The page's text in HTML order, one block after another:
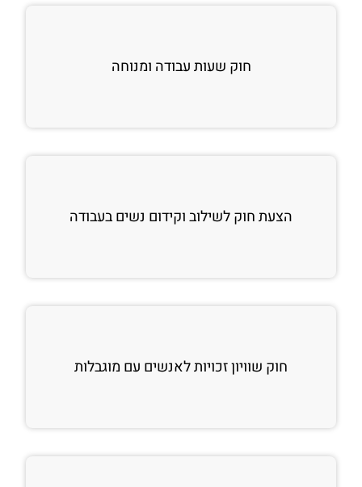
חוק שעות עבודה ומנוחה
הצעת חוק לשילוב וקידום נשים בעבודה
חוק שוויון זכויות לאנשים עם מוגבלות